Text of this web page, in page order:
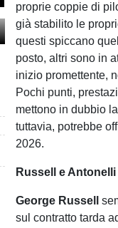
proprie coppie di
già stabilito le
questi spiccano
posto, altri sono in
inizio promettente,
Pochi punti,
mettono in dubbio
tuttavia, potrebbe
2026.
Russell e
George Russell
sul contratto tarda